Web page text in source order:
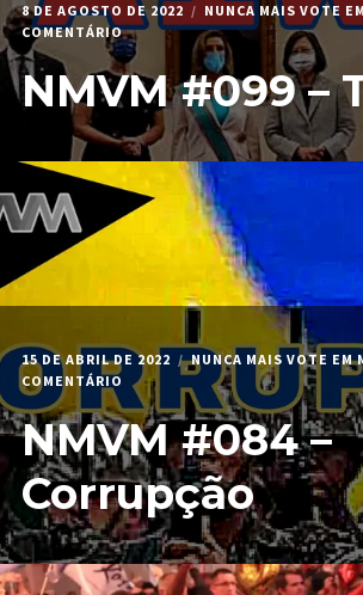
8 DE AGOSTO DE 2022 NUNCA MAIS VOTE
COMENTÁRIOEM
NMVM
#099
–
TAIWAN
NMVM #099 –
15 DE ABRIL DE 2022 NUNCA MAIS VOTE EM
COMENTÁRIO EM
NMVM
#084
–
CORRUPÇÃO
NMVM #084 –
Corrupção